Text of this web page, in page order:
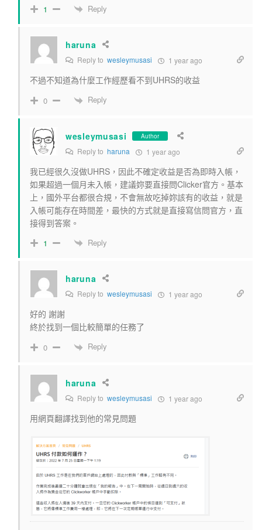
1 Reply
haruna
Reply to wesleymusasi 1 year ago
不過不知道為什麼工作經歷看不到UHRS的收益
0 Reply
wesleymusasi Author
Reply to haruna 1 year ago
我已經很久沒做UHRS，因此不確定收益是否為即時入帳，
如果超過一個月未入帳，建議妳要直接問Clicker官方。基本
上，國外平台都很合規，不會無故吃掉妳該有的收益，就是
入帳可能存在時間差，最快的方式就是直接寫信問官方，直
接得到答案。
1 Reply
haruna
Reply to wesleymusasi 1 year ago
好的 謝謝
終於找到一個比較簡單的任務了
0 Reply
haruna
Reply to wesleymusasi 1 year ago
用網頁翻譯找到他的常見問題